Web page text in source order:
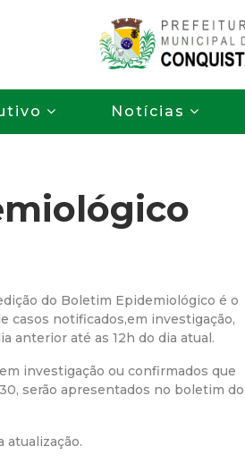
para
o
conteúdo
principal
P
r
f
i
t
u
r
Notícias
do Boletim Epidemiológico é o
casos notificados,em investigação,
anterior até as 12h do dia atual.
investigação ou confirmados que
serão apresentados no boletim do
atualização.